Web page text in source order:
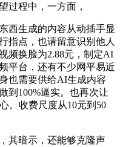
过程中，一方面，
生成的内容从动插手显
指点，也请留意识别他人
频换脸为2.88元，制定AI
平台，还有不少网平易近
也需要供给AI生成内容
到100%逼实。也再次让
。收费尺度从10元到50
暗示，还能够克隆声